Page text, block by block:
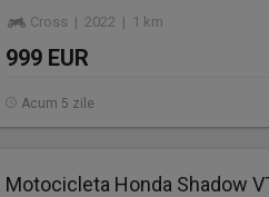
Cross | 2022 | 1 km
999 EUR
Acum 5 zile
Motocicleta Honda Shadow